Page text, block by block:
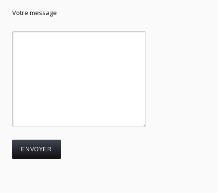
Votre message